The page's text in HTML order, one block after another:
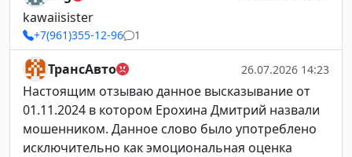
kawaiisister
+7(961)355-12-96 1
ТрансАвто 26.07.2026 14:23
Настоящим отзываю данное высказывание от
01.11.2024 в котором Ерохина Дмитрий назвали
мошенником. Данное слово было употреблено
исключительно как эмоциональная оценка